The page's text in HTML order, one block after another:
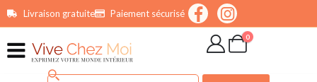
principalLivraison gratuite Paiement sécurisé
0